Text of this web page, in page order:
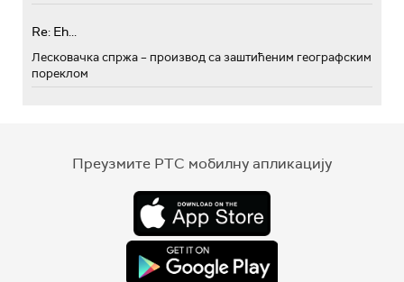
Re: Eh...
Лесковачка спржа – производ са заштићеним географским
пореклом
Преузмите РТС мобилну апликацију